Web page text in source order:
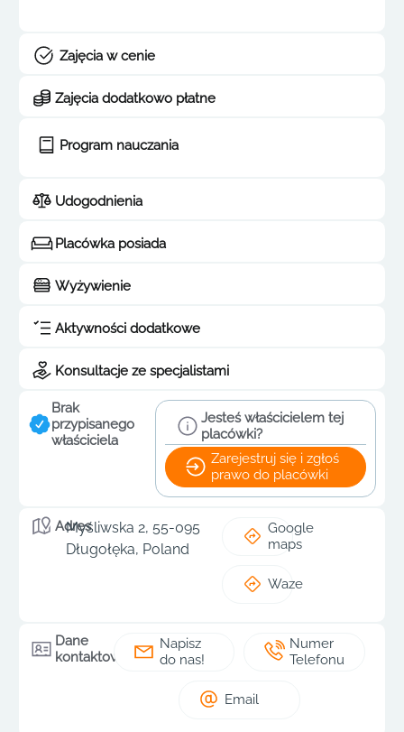
Zajęcia w cenie
Zajęcia dodatkowo płatne
Program nauczania
Udogodnienia
Placówka posiada
Wyżywienie
Aktywności dodatkowe
Konsultacje ze specjalistami
Brak
przypisanego
właściciela
Jesteś właścicielem tej
placówki?
Zarejestruj się i zgłoś
prawo do placówki
Adres
Myśliwska 2, 55-095
Długołęka, Poland
Google
maps
Waze
Dane
kontaktowe
Napisz
do nas!
Numer
Telefonu
Email